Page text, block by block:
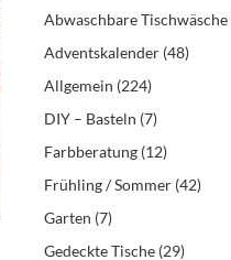
Abwaschbare Tischwäsche
Adventskalender (48)
Allgemein (224)
DIY – Basteln (7)
Farbberatung (12)
Frühling / Sommer (42)
Garten (7)
Gedeckte Tische (29)